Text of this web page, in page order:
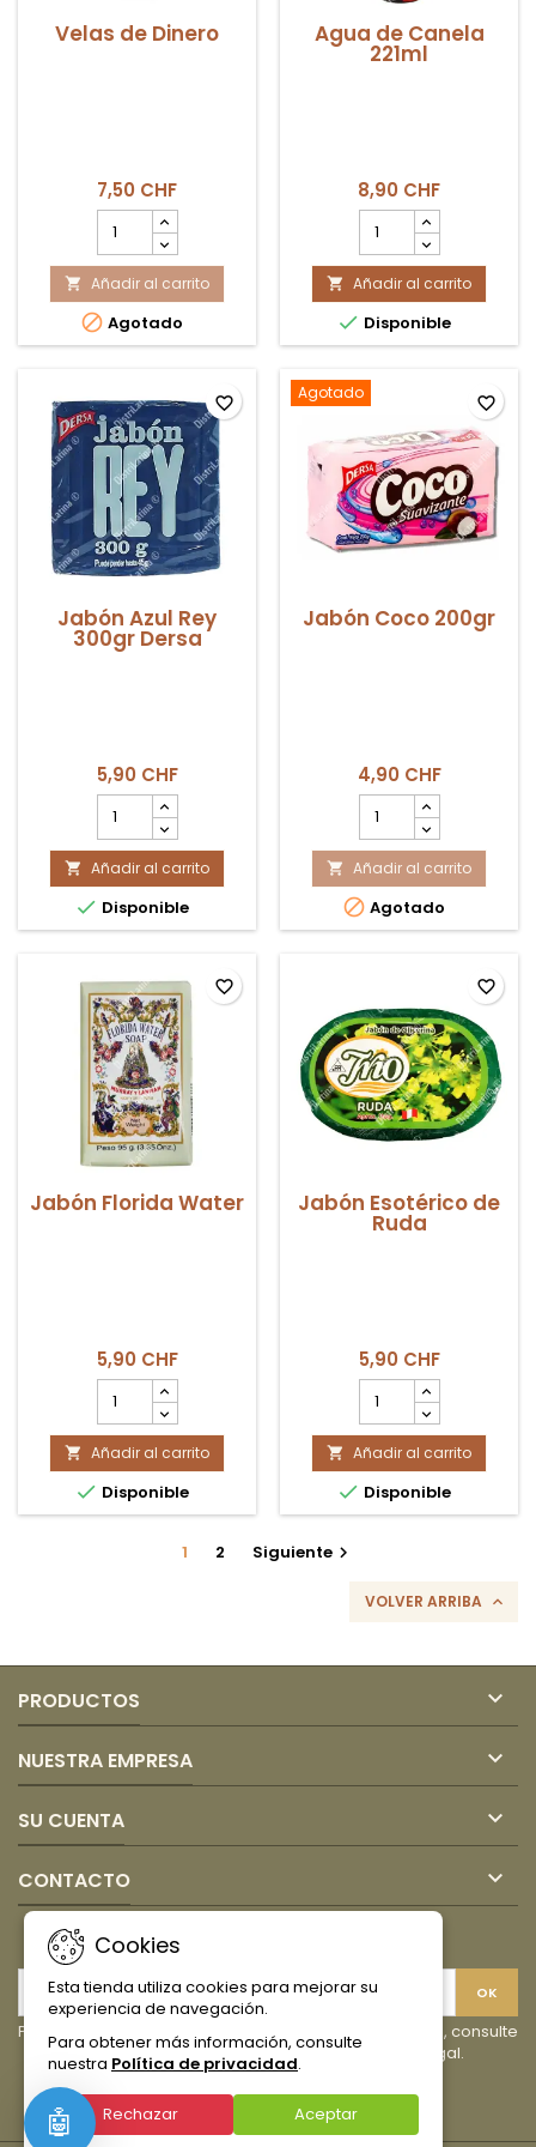
Velas de Dinero
7,50 CHF
cantidad
del
producto
Velas
de
Dinero
 Añadir al carrito
 Agotado
Agua de Canela
221ml
8,90 CHF
cantidad
del
producto
Agua
de
Canela
221ml
 Añadir al carrito
 Disponible
Jabón Azul Rey
300gr Dersa
5,90 CHF
cantidad
del
producto
Jabón
Azul
Rey
300gr
 Añadir al carrito
 Disponible
favorite_border Agotado
Jabón Coco 200gr
4,90 CHF
cantidad
del
producto
Jabón
Coco
200gr
 Añadir al carrito
 Agotado
favorite_border
Jabón Florida Water
5,90 CHF
cantidad
del
producto
Jabón
Florida
Water
 Añadir al carrito
 Disponible
favorite_border
Jabón Esotérico de
Ruda
5,90 CHF
cantidad
del
producto
Jabón
Esotérico
de
Ruda
 Añadir al carrito
 Disponible
favorite_border
1 2 Siguiente 
VOLVER ARRIBA 
PRODUCTOS 
NUESTRA EMPRESA 
SU CUENTA 
CONTACTO 
Cookies
Esta tienda utiliza cookies para mejorar su
experiencia de navegación.
Para obtener más información, consulte
nuestra Política de privacidad.
Rechazar Aceptar
🤖
Puede darse de baja en cualquier momento. Para ello, consulte
nuestra información de contacto en el aviso legal.
FacebookInstagram
TikTok